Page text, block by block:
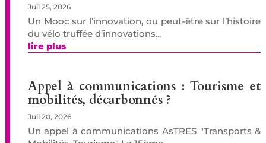
Juil 25, 2026
Un Mooc sur l’innovation, ou peut-être sur l’histoire
du vélo truffée d’innovations...
lire plus
Appel à communications : Tourisme et
mobilités, décarbonnés ?
Juil 20, 2026
Un appel à communications AsTRES "Transports &